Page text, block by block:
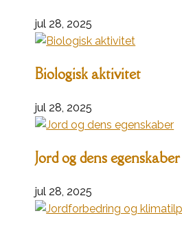
jul 28, 2025
Biologisk aktivitet
jul 28, 2025
Jord og dens egenskaber
jul 28, 2025